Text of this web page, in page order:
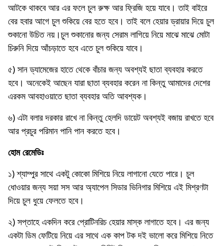
আটকে থাকবে আর এর ফলে চুল রুক্ষ আর ফ্রিজি হয়ে যাবে। তাই বাইরে
বের হবার আগে চুল শুকিয়ে বের হতে হবে। তাই বলে হেয়ার ড্রায়ার দিয়ে চুল
শুকানো উচিত নয়।চুল শুকানোর জন্য সেরাম লাগিয়ে নিয়ে মাঝে মাঝে মোটা
চিরুনি দিয়ে আঁচড়াতে হবে এতে চুল শুকিয়ে যাবে।
৫) সান ড্যামেজের হাতে থেকে বাঁচার জন্য অবশ্যই ছাতা ব্যবহার করতে
হবে। অনেকেই আছেন যারা ছাতা ব্যবহার করেন না কিন্তু আমাদের দেশের
এরকম আবহাওয়াতে ছাতা ব্যবহার অতি আবশ্যক।
৬) এটা বলার দরকার রাখে না কিন্তু হেলদি ডায়েট অবশ্যই বজায় রাখতে হবে
আর প্রচুর পরিমান পানি পান করতে হবে।
হোম রেমেডিঃ
১) শ্যাম্পুর সাথে একটু কোকো মিশিয়ে নিয়ে লাগানো যেতে পারে। চুল
ধোওয়ার জন্য সয়া সস আর অ্যাপেল সিডার ভিনিগার মিশিয়ে এই মিশ্রণটা
দিয়ে চুল ধুয়ে ফেলতে হবে।
২) সপ্তাহে একদিন করে প্রোটিনরিচ হেয়ার মাস্ক লাগাতে হবে। এর জন্য
একটা ডিম ফেটিয়ে নিয়ে এর সাথে এক কাপ টক দই ভালো করে মিশিয়ে নিতে